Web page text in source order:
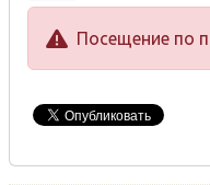
Посещение по